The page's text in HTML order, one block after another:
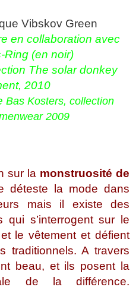
en collaboration avec
Ring (en noir)
The solar donkey
2010
Bas Kosters, collection
2009
sur la monstruosité de
déteste la mode dans
mais il existe des
qui s’interrogent sur le
le vêtement et défient
traditionnels. A travers
beau, et ils posent la
de la différence.